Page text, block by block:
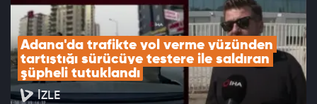
Adana'da trafikte yol verme yüzünden
tartıştığı sürücüye testere ile saldıran
şüpheli tutuklandı
İZLE